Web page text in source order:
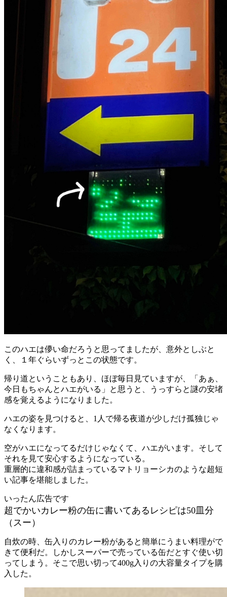
このハエは儚い命だろうと思ってましたが、意外としぶと
く、１年ぐらいずっとこの状態です。
帰り道ということもあり、ほぼ毎日見ていますが、「あぁ、
今日もちゃんとハエがいる」と思うと、うっすらと謎の安堵
感を覚えるようになりました。
ハエの姿を見つけると、1人で帰る夜道が少しだけ孤独じゃ
なくなります。
空がハエになってるだけじゃなくて、ハエがいます。そして
それを見て安心するようになっている。
重層的に違和感が詰まっているマトリョーシカのような超短
い記事を堪能しました。
いったん広告です
超でかいカレー粉の缶に書いてあるレシピは50皿分
（スー）
自炊の時、缶入りのカレー粉があると簡単にうまい料理がで
きて便利だ。しかしスーパーで売っている缶だとすぐ使い切
ってしまう。そこで思い切って400g入りの大容量タイプを購
入した。